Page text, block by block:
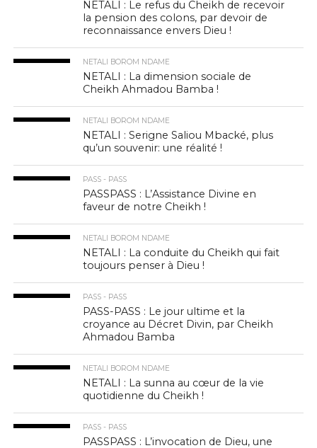
NETALI : Le refus du Cheikh de recevoir
la pension des colons, par devoir de
reconnaissance envers Dieu !
NETALI BOROM NDAME
NETALI : La dimension sociale de
Cheikh Ahmadou Bamba !
NETALI BOROM NDAME
NETALI : Serigne Saliou Mbacké, plus
qu’un souvenir: une réalité !
PASS - PASS
PASSPASS : L’Assistance Divine en
faveur de notre Cheikh !
NETALI BOROM NDAME
NETALI : La conduite du Cheikh qui fait
toujours penser à Dieu !
PASS - PASS
PASS-PASS : Le jour ultime et la
croyance au Décret Divin, par Cheikh
Ahmadou Bamba
NETALI BOROM NDAME
NETALI : La sunna au cœur de la vie
quotidienne du Cheikh !
PASS - PASS
PASSPASS : L’invocation de Dieu, une